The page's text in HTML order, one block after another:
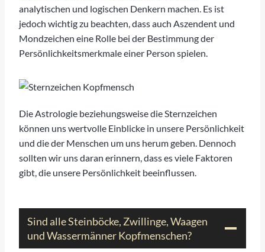
analytischen und logischen Denkern machen. Es ist
jedoch wichtig zu beachten, dass auch Aszendent und
Mondzeichen eine Rolle bei der Bestimmung der
Persönlichkeitsmerkmale einer Person spielen.
Die Astrologie beziehungsweise die Sternzeichen
können uns wertvolle Einblicke in unsere Persönlichkeit
und die der Menschen um uns herum geben. Dennoch
sollten wir uns daran erinnern, dass es viele Faktoren
gibt, die unsere Persönlichkeit beeinflussen.
Sind alle Steinböcke, Zwillinge, Waagen
und Wassermänner Kopfmenschen?